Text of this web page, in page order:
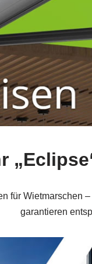
für
garantieren